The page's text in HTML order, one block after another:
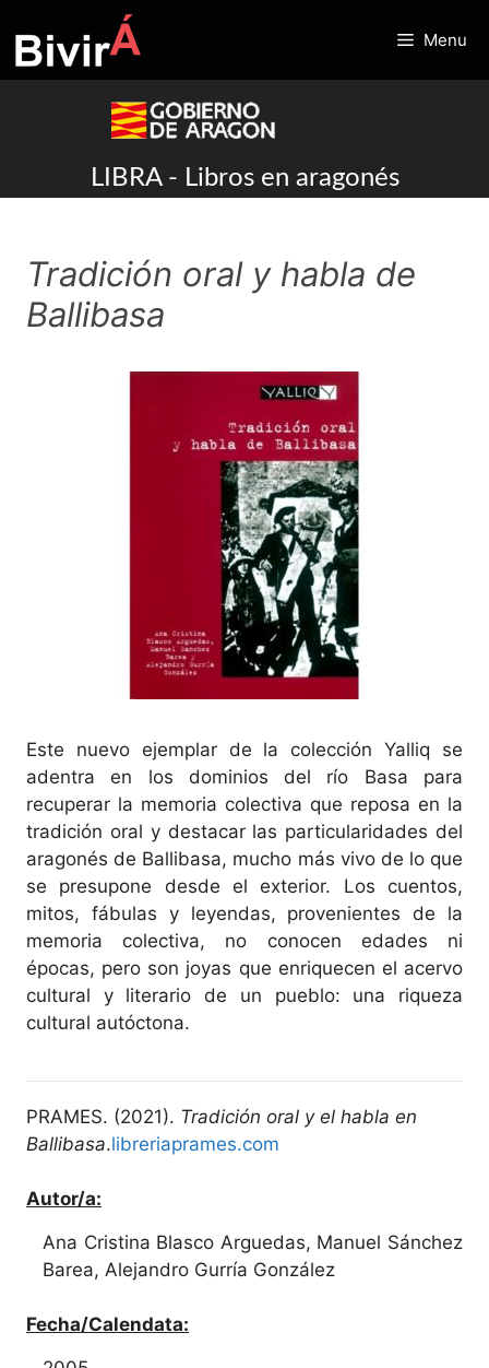
to
content
Menu
LIBRA - Libros en aragonés
Tradición oral y habla de
Ballibasa
Este nuevo ejemplar de la colección Yalliq se
adentra en los dominios del río Basa para
recuperar la memoria colectiva que reposa en la
tradición oral y destacar las particularidades del
aragonés de Ballibasa, mucho más vivo de lo que
se presupone desde el exterior. Los cuentos,
mitos, fábulas y leyendas, provenientes de la
memoria colectiva, no conocen edades ni
épocas, pero son joyas que enriquecen el acervo
cultural y literario de un pueblo: una riqueza
cultural autóctona.
PRAMES. (2021). Tradición oral y el habla en
Ballibasa.libreriaprames.com
Autor/a:
Ana Cristina Blasco Arguedas, Manuel Sánchez
Barea, Alejandro Gurría González
Fecha/Calendata: